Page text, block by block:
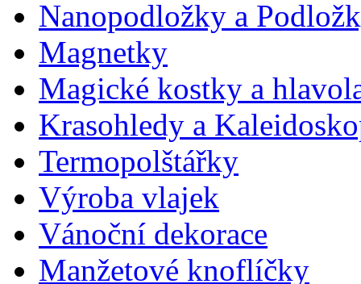
Nanopodložky a
Magnetky
Magické kostky a
Krasohledy a
Termopolštářky
Výroba vlajek
Vánoční dekorace
Manžetové knoflíčky